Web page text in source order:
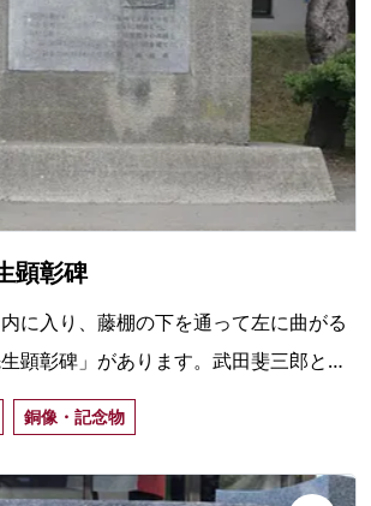
顕彰碑
に入り、藤棚の下を通って左に曲がる
顕彰碑」があります。武田斐三郎とは
設計監督、築造した人物。顏の部分が
頭のよさにあやかりたい」と、多くの
からです。
銅像・記念物